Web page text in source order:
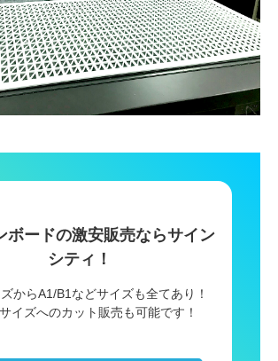
ボードの激安販売ならサイン
シティ！
からA1/B1などサイズも全てあり！
イズへのカット販売も可能です！